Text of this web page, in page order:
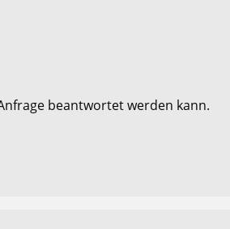
beantwortet werden kann.